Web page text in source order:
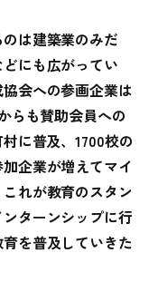
は建築業のみだ
にも広がってい
会への参画企業は
らも賛助会員への
に普及、1700校の
企業が増えてマイ
れが教育のスタン
ターンシップに行
を普及していきた